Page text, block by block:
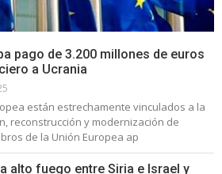
pago de 3.200 millones de euros
a Ucrania
están estrechamente vinculados a la
reconstrucción y modernización de
de la Unión Europea ap
alto fuego entre Siria e Israel y